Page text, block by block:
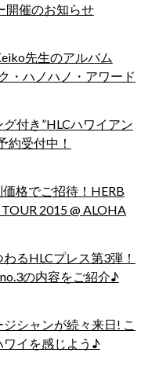
開催のお知らせ
先生のアルバム
・ハノハノ・アワード
グ付き”HLCハワイアン
約受付中！
格でご招待！HERB
2015 @ ALOHA
るHLCプレス第3弾！
の内容をご紹介♪
シャンが続々来日! こ
ワイを感じよう♪